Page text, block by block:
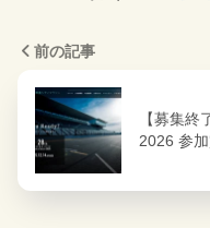
前の記事
【募集
2026 参